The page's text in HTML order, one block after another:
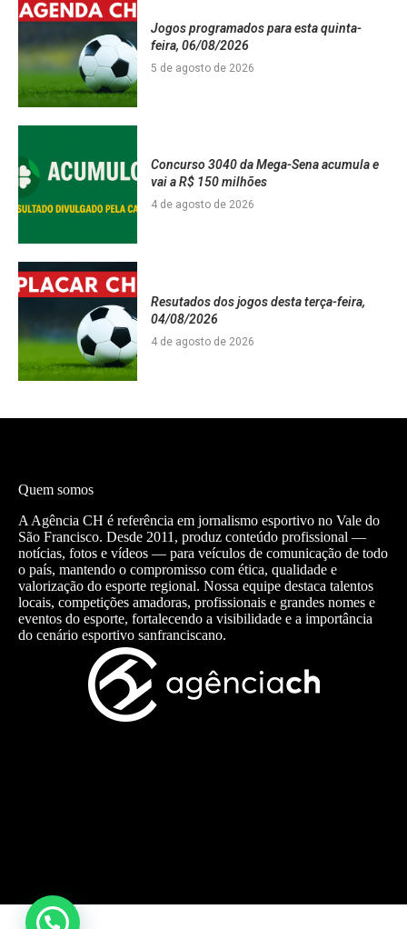
Jogos programados para esta quinta-
feira, 06/08/2026
5 de agosto de 2026
Concurso 3040 da Mega-Sena acumula e
vai a R$ 150 milhões
4 de agosto de 2026
Resutados dos jogos desta terça-feira,
04/08/2026
4 de agosto de 2026
Quem somos
A Agência CH é referência em jornalismo esportivo no Vale do
São Francisco. Desde 2011, produz conteúdo profissional —
notícias, fotos e vídeos — para veículos de comunicação de todo
o país, mantendo o compromisso com ética, qualidade e
valorização do esporte regional. Nossa equipe destaca talentos
locais, competições amadoras, profissionais e grandes nomes e
eventos do esporte, fortalecendo a visibilidade e a importância
do cenário esportivo sanfranciscano.